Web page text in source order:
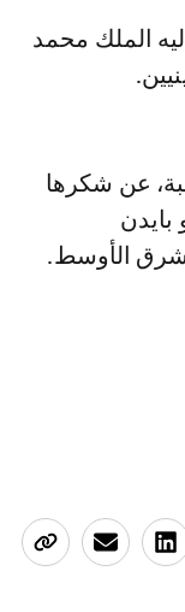
الملك محمد
عن شكرها
الأوسط.